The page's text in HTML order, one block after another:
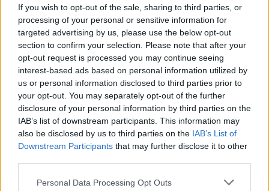
If you wish to opt-out of the sale, sharing to third parties, or
processing of your personal or sensitive information for
targeted advertising by us, please use the below opt-out
section to confirm your selection. Please note that after your
opt-out request is processed you may continue seeing
interest-based ads based on personal information utilized by
us or personal information disclosed to third parties prior to
your opt-out. You may separately opt-out of the further
disclosure of your personal information by third parties on the
IAB’s list of downstream participants. This information may
also be disclosed by us to third parties on the IAB’s List of
Downstream Participants that may further disclose it to other
Please note that this website/app uses one or more Google
Personal Data Processing Opt Outs
χώρες να μην αναγνωρίσουν τις δύο
αυτοαποκαλούμενες αυτονομιστικές οντότητες
και να μην τις διευκολύνουν ή να τις βοηθήσουν
με οποιονδήποτε τρόπο .
Η ΕΕ είναι ενωμένη όσον αφορά στην
αλληλεγγύη της με την Ουκρανία και θα
συνεχίσει να υποστηρίζει την Ουκρανία και τον
λαό της μαζί με τους διεθνείς εταίρους της,
μεταξύ άλλων μέσω πρόσθετης πολιτικής,